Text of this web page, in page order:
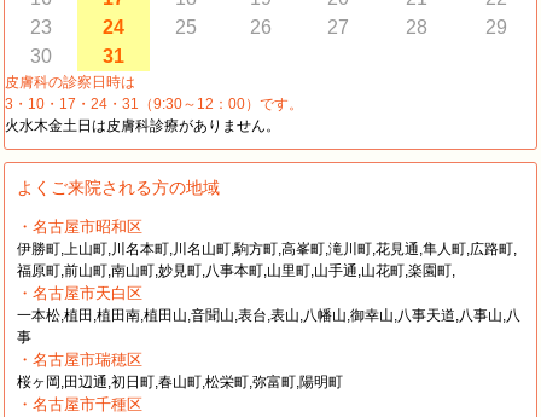
23
24 25 26 27 28
29
30
31
皮膚科の診察日時は
3・10・17・24・31（9:30～12：00）です。
火水木金土日は皮膚科診療がありません。
よくご来院される方の地域
・名古屋市昭和区
伊勝町,上山町,川名本町,川名山町,駒方町,高峯町,滝川町,花見通,隼人町,広路町,
福原町,前山町,南山町,妙見町,八事本町,山里町,山手通,山花町,楽園町,
・名古屋市天白区
一本松,植田,植田南,植田山,音聞山,表台,表山,八幡山,御幸山,八事天道,八事山,八
事
・名古屋市瑞穂区
桜ヶ岡,田辺通,初日町,春山町,松栄町,弥富町,陽明町
・名古屋市千種区